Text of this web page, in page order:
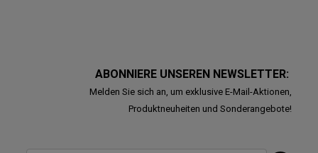
ABONNIERE UNSEREN NEWSLETTER:
Melden Sie sich an, um exklusive E-Mail-Aktionen,
Produktneuheiten und Sonderangebote!